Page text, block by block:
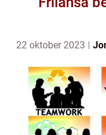
22 oktober 2023